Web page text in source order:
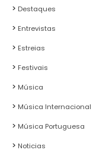
Destaques
Entrevistas
Estreias
Festivais
Música
Música Internacional
Música Portuguesa
Noticias